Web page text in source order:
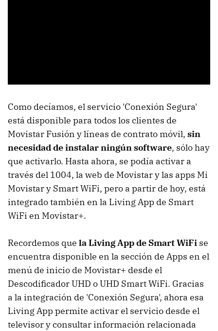
Como decíamos, el servicio 'Conexión Segura'
está disponible para todos los clientes de
Movistar Fusión y líneas de contrato móvil, sin
necesidad de instalar ningún software, sólo hay
que activarlo. Hasta ahora, se podía activar a
través del 1004, la web de Movistar y las apps Mi
Movistar y Smart WiFi, pero a partir de hoy, está
integrado también en la Living App de Smart
WiFi en Movistar+.
Recordemos que la Living App de Smart WiFi se
encuentra disponible en la sección de Apps en el
menú de inicio de Movistar+ desde el
Descodificador UHD o UHD Smart WiFi. Gracias
a la integración de 'Conexión Segura', ahora esa
Living App permite activar el servicio desde el
televisor y consultar información relacionada